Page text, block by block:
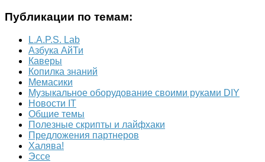
Публикации по темам:
L.A.P.S. Lab
Азбука АйТи
Каверы
Копилка знаний
Мемасики
Музыкальное оборудование своими руками DIY
Новости IT
Общие темы
Полезные скрипты и лайфхаки
Предложения партнеров
Халява!
Эссе